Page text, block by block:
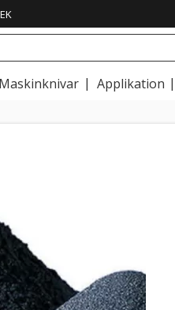
Maskinknivar Applikation